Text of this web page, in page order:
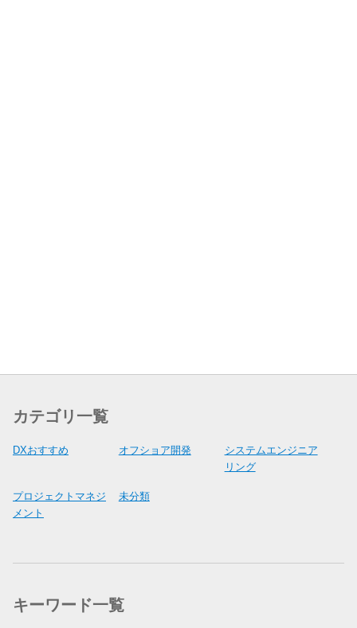
カテゴリ一覧
DXおすすめ オフショア開発
システムエンジニア
リング
プロジェクトマネジ
メント
未分類
キーワード一覧